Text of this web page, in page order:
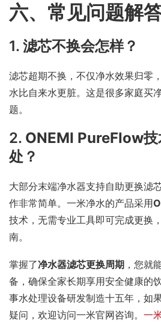
六、常见问题解
1. 滤芯不换会怎样？
滤芯超期不换，不仅净水效果归零
水比自来水更脏。这是很多家庭买
题。
2. ONEMI PureFlow
处？
大部分末端净水器支持自助更换滤
作非常简单。一米净水的产品采用
技术，无需专业工具即可完成更换
南。
掌握了净水器滤芯更换周期 ，您就
备，确保全家长期享用安全健康的
事水处理设备研发制造十五年，如
疑问，欢迎访问一米官网咨询。 一